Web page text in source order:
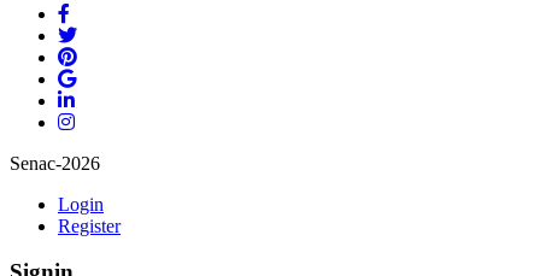
Senac-2026
Login
Register